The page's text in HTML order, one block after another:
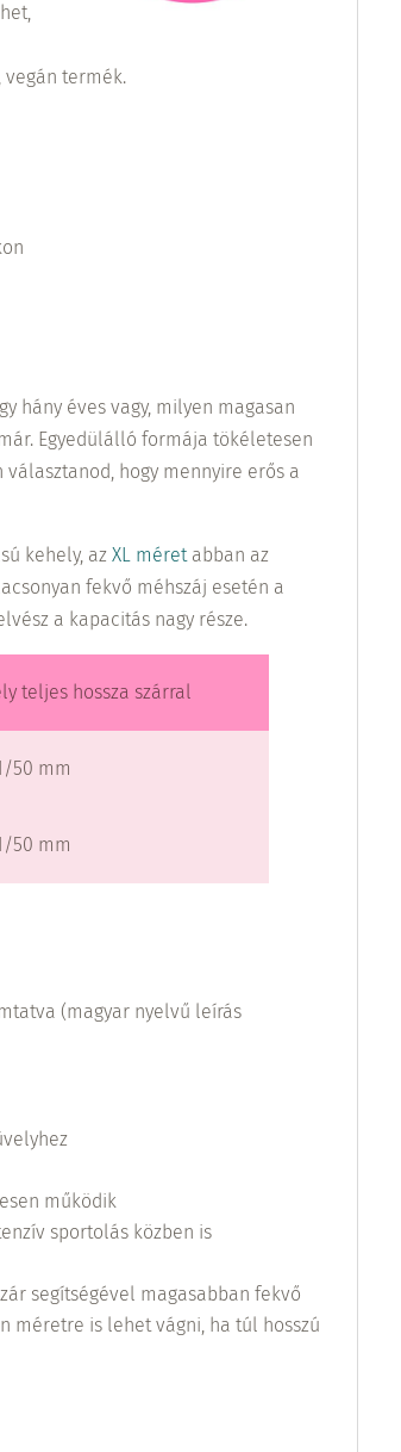
vegán termék.
hány éves vagy, milyen magasan
Egyedülálló formája tökéletesen
hogy mennyire erős a
kehely, azXL méretabban az
fekvő méhszáj esetén a
a kapacitás nagy része.
teljes hossza szárral
50 mm
50 mm
(magyar nyelvű leírás
működik
sportolás közben is
segítségével magasabban fekvő
méretre is lehet vágni, ha túl hosszú